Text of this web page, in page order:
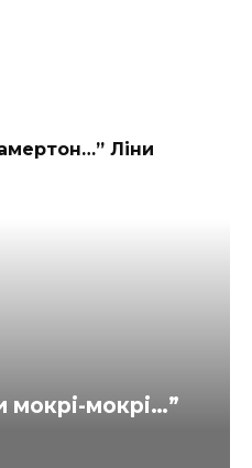
Ліни
мокрі…”